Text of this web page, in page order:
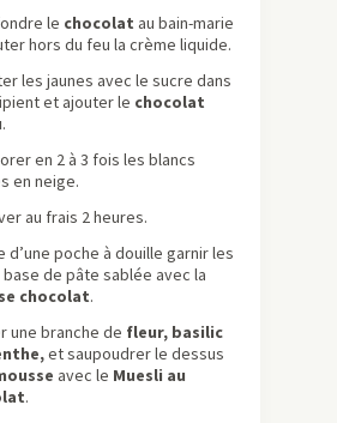
le chocolat au bain-marie
hors du feu la crème liquide.
les jaunes avec le sucre dans
et ajouter le chocolat
.
en 2 à 3 fois les blancs
en neige.
au frais 2 heures.
d’une poche à douille garnir les
de pâte sablée avec la
chocolat.
une branche de fleur, basilic
et saupoudrer le dessus
avec le Muesli au
.